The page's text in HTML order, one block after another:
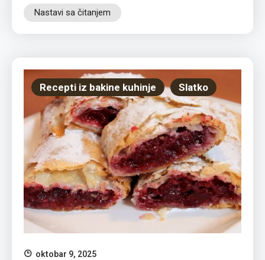
Nastavi sa čitanjem
Recepti iz bakine kuhinje Slatko
oktobar 9, 2025